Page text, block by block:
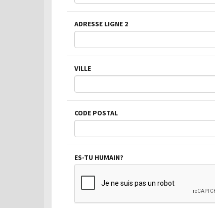
ADRESSE LIGNE 2
VILLE
CODE POSTAL
ES-TU HUMAIN?